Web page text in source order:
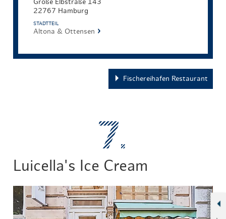
Große Elbstraße 143
22767 Hamburg
STADTTEIL
Altona & Ottensen
Fischereihafen Restaurant
Luicella's Ice Cream